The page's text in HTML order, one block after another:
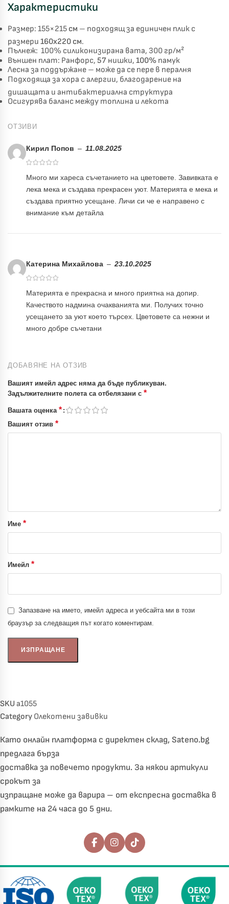
Характеристики
Размер: 155×215 см – подходящ за единичен плик с
размери 160х220 см.
Пълнеж: 100% силиконизирана вата, 300 гр/м²
Външен плат: Ранфорс, 57 нишки, 100% памук
Лесна за поддържане – може да се пере в пералня
Подходяща за хора с алергии, благодарение на
дишащата и антибактериална структура
Осигурява баланс между топлина и лекота
ОТЗИВИ
Кирил Попов – 11.08.2025
Много ми хареса съчетанието на цветовете. Завивката е
лека мека и създава прекрасен уют. Материята е мека и
създава приятно усещане. Личи си че е направено с
внимание към детайла
Катерина Михайлова – 23.10.2025
Материята е прекрасна и много приятна на допир.
Качеството надмина очакванията ми. Получих точно
усещането за уют което търсех. Цветовете са нежни и
много добре съчетани
ДОБАВЯНЕ НА ОТЗИВ
Вашият имейл адрес няма да бъде публикуван.
Задължителните полета са отбелязани с *
Вашата оценка *
Вашият отзив *
Име *
Имейл *
Запазване на името, имейл адреса и уебсайта ми в този
браузър за следващия път когато коментирам.
SKUa1055
Category Олекотени завивки
Като онлайн платформа с директен склад, Sateno.bg
предлага бърза
доставка за повечето продукти. За някои артикули
срокът за
изпращане може да варира – от експресна доставка в
рамките на 24 часа до 5 дни.
Последвайте ни
🎁 Късметът избра Вас!
✦
✦
✦
Светлосиво и Антрацит ✓
Пепел от Рози